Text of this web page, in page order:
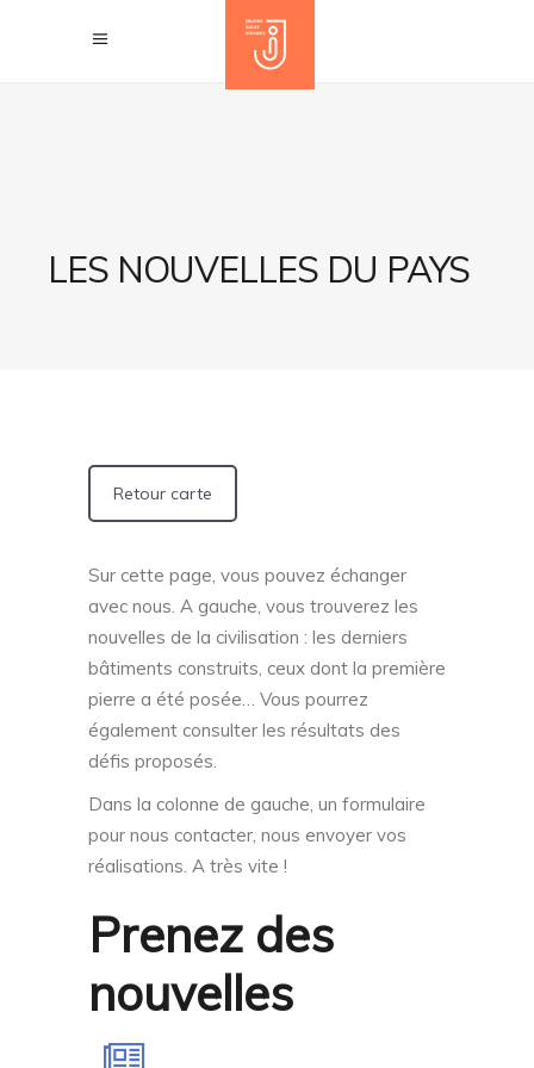
LES NOUVELLES DU PAYS
Retour carte
Sur cette page, vous pouvez échanger
avec nous. A gauche, vous trouverez les
nouvelles de la civilisation : les derniers
bâtiments construits, ceux dont la première
pierre a été posée… Vous pourrez
également consulter les résultats des
défis proposés.
Dans la colonne de gauche, un formulaire
pour nous contacter, nous envoyer vos
réalisations. A très vite !
Prenez des
nouvelles